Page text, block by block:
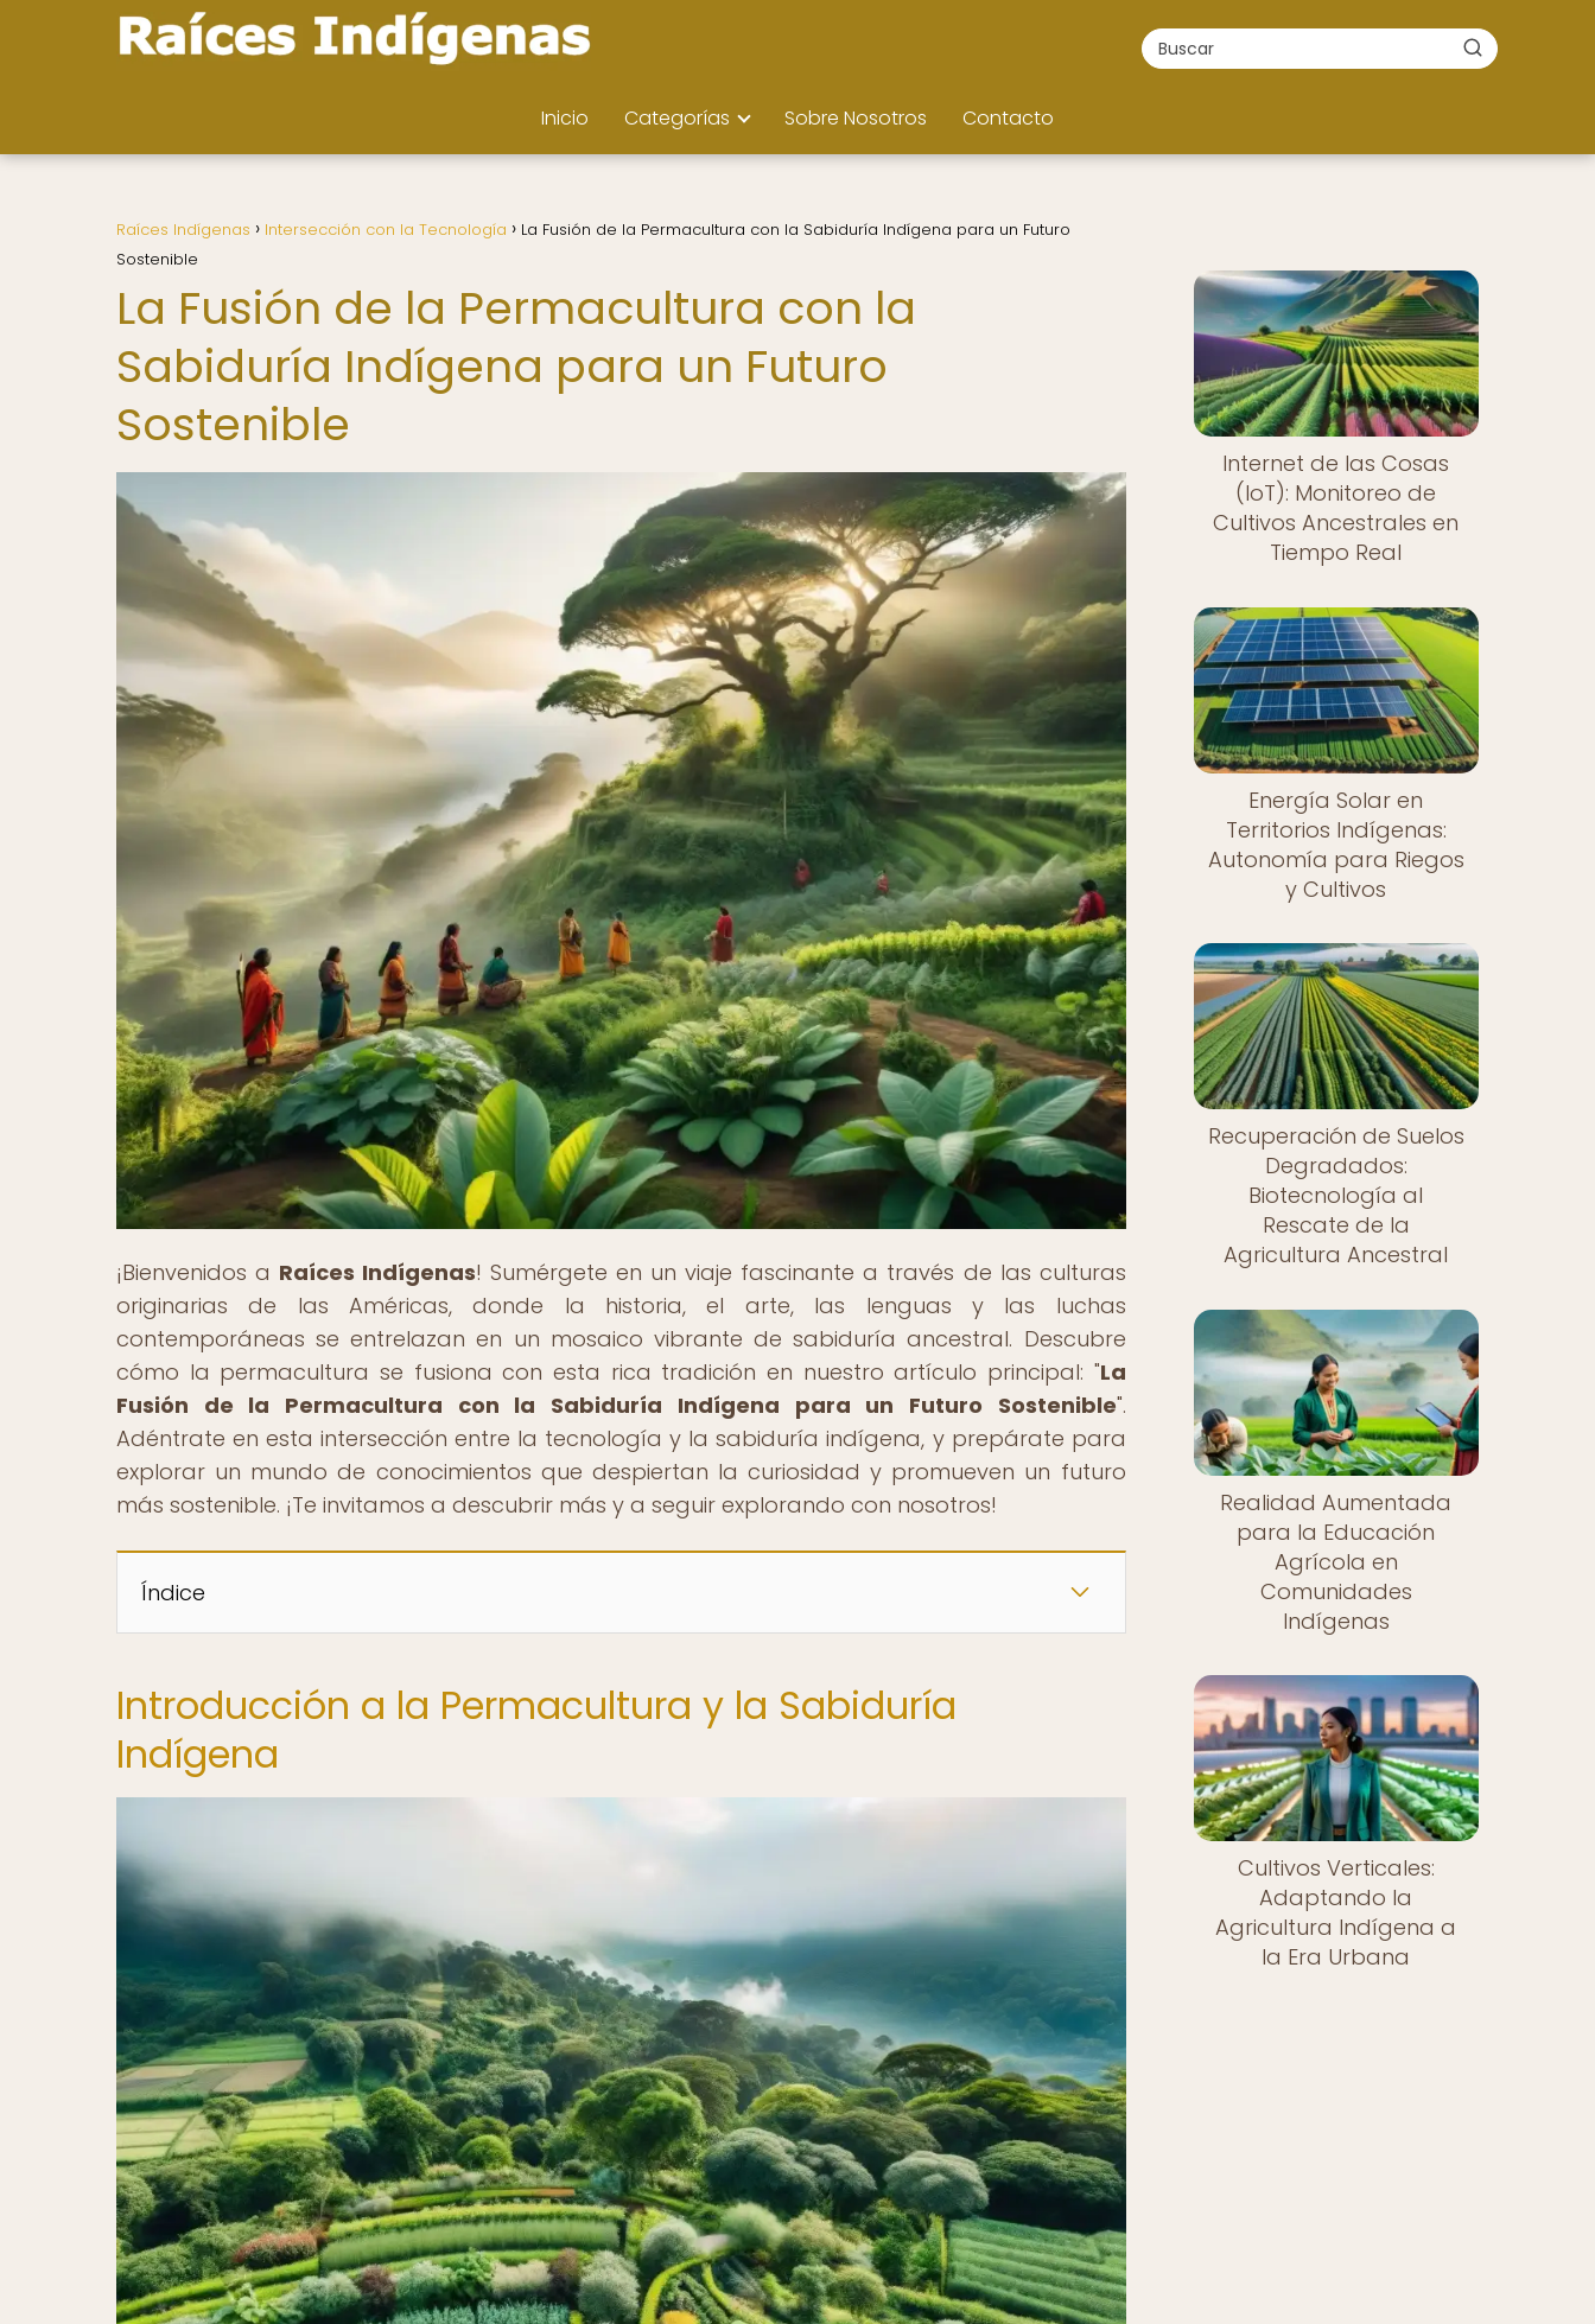
Inicio Categorías Sobre Nosotros Contacto
Raíces Indígenas Intersección con la Tecnología
La Fusión de la Permacultura con la Sabiduría Indígena para un Futuro
Sostenible
La Fusión de la Permacultura con la
Sabiduría Indígena para un Futuro
Sostenible
¡Bienvenidos a Raíces Indígenas! Sumérgete en un viaje fascinante a través de las culturas
originarias de las Américas, donde la historia, el arte, las lenguas y las luchas
contemporáneas se entrelazan en un mosaico vibrante de sabiduría ancestral. Descubre
cómo la permacultura se fusiona con esta rica tradición en nuestro artículo principal: "La
Fusión de la Permacultura con la Sabiduría Indígena para un Futuro Sostenible".
Adéntrate en esta intersección entre la tecnología y la sabiduría indígena, y prepárate para
explorar un mundo de conocimientos que despiertan la curiosidad y promueven un futuro
más sostenible. ¡Te invitamos a descubrir más y a seguir explorando con nosotros!
Índice
Introducción a la Permacultura y la Sabiduría
Indígena
Internet de las Cosas
(IoT): Monitoreo de
Cultivos Ancestrales en
Tiempo Real
Energía Solar en
Territorios Indígenas:
Autonomía para Riegos
y Cultivos
Recuperación de Suelos
Degradados:
Biotecnología al
Rescate de la
Agricultura Ancestral
Realidad Aumentada
para la Educación
Agrícola en
Comunidades
Indígenas
Cultivos Verticales:
Adaptando la
Agricultura Indígena a
la Era Urbana